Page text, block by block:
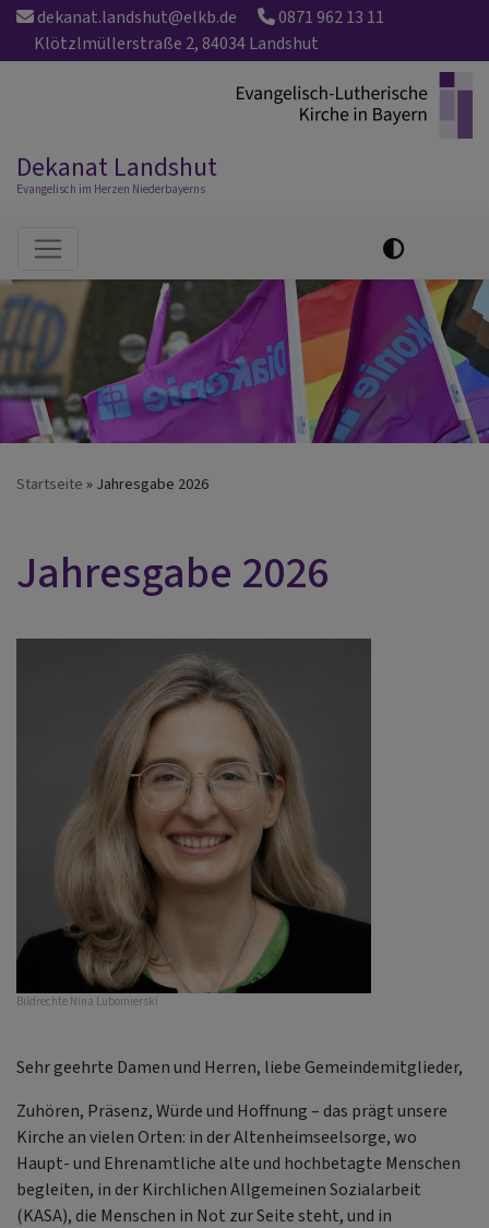
Direkt
Inhalt
dekanat.landshut@elkb.de
0871 962 13 11
Klötzlmüllerstraße 2, 84034 Landshut
Dekanat Landshut
Evangelisch im Herzen Niederbayerns
Hauptnavigation
Startseite Jahresgabe 2026
Jahresgabe 2026
Bildrechte Nina Lubomierski
Sehr geehrte Damen und Herren, liebe Gemeindemitglieder,
Zuhören, Präsenz, Würde und Hoffnung – das prägt unsere
Kirche an vielen Orten: in der Altenheimseelsorge, wo
Haupt- und Ehrenamtliche alte und hochbetagte Menschen
begleiten, in der Kirchlichen Allgemeinen Sozialarbeit
(KASA), die Menschen in Not zur Seite steht, und in